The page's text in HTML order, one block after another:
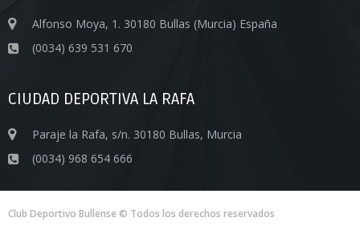
Alfonso Moya, 1. 30180 Bullas (Murcia) España
(0034) 639 531 670
CIUDAD DEPORTIVA LA RAFA
Paraje la Rafa, s/n. 30180 Bullas, Murcia
(0034) 968 654 666
Club Deportivo Bullense © Todos los derechos reservados